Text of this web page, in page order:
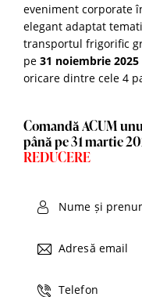
eveniment corporate
elegant adaptat
transportul frigorific
pe 31 noiembrie 2025
oricare dintre cele 4
Comandă ACUM
până pe 31 martie
REDUCERE